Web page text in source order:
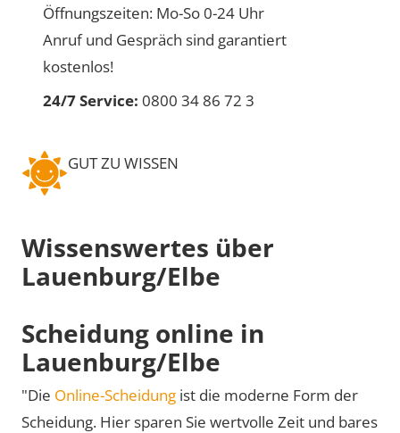
Öffnungszeiten: Mo-So 0-24 Uhr
Anruf und Gespräch sind garantiert
kostenlos!
24/7 Service: 0800 34 86 72 3
GUT ZU WISSEN
Wissenswertes über
Lauenburg/Elbe
Scheidung online in
Lauenburg/Elbe
"Die Online-Scheidung ist die moderne Form der
Scheidung. Hier sparen Sie wertvolle Zeit und bares